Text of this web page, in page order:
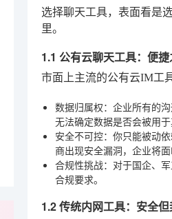
选择聊天工具，表面看是
里。
1.1 公有云聊天工具：便
市面上主流的公有云IM工
数据归属权：企业所有的
无法确定数据是否会被用于
安全不可控：你只能被动
商出现安全漏洞，企业将面
合规性挑战：对于国企、
合规要求。
1.2 传统内网工具：安全